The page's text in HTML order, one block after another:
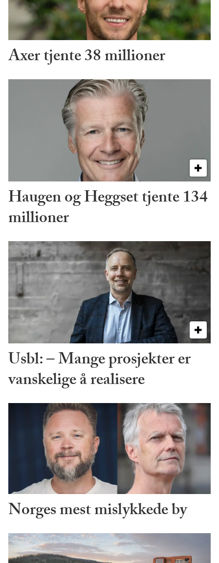
Axer tjente 38 millioner
Haugen og Heggset tjente 134
millioner
Usbl: – Mange prosjekter er
vanskelige å realisere
Norges mest mislykkede by